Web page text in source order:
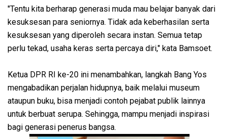
"Tentu kita berharap generasi muda mau belajar banyak dari
kesuksesan para seniornya. Tidak ada keberhasilan serta
kesuksesan yang diperoleh secara instan. Semua tetap
perlu tekad, usaha keras serta percaya diri," kata Bamsoet.
Ketua DPR RI ke-20 ini menambahkan, langkah Bang Yos
mengabadikan perjalan hidupnya, baik melalui museum
ataupun buku, bisa menjadi contoh pejabat publik lainnya
untuk berbuat serupa. Sehingga, mampu menjadi inspirasi
bagi generasi penerus bangsa.